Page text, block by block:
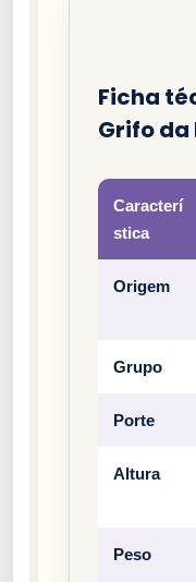
Ficha
Grifo
Caracterí
stica
Origem
Grupo
Porte
Altura
Peso